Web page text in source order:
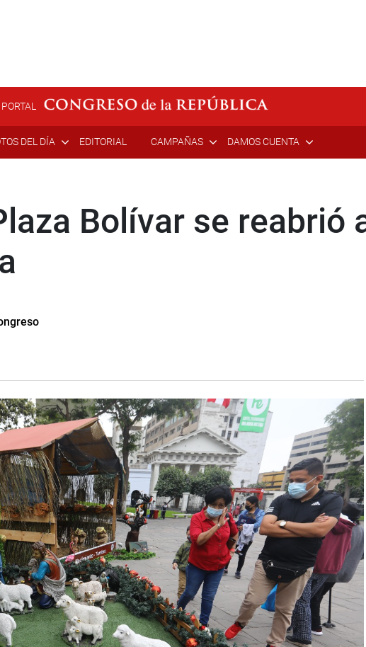
PORTAL
DEL DÍA EDITORIAL CAMPAÑAS DAMOS CUENTA
Bolívar se reabrió